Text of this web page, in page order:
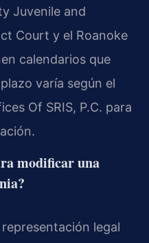
Juvenile and
Court y el Roanoke
calendarios que
varía según el
Of SRIS, P.C. para
modificar una
legal